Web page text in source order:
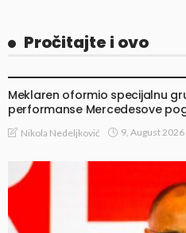
Pročitajte i ovo
Meklaren oformio specijalnu
performanse Mercedesove
Nikola Nedeljković 9, August 2026